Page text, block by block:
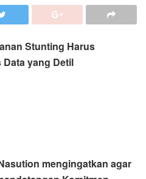
Stunting Harus
yang Detil
mengingatkan agar